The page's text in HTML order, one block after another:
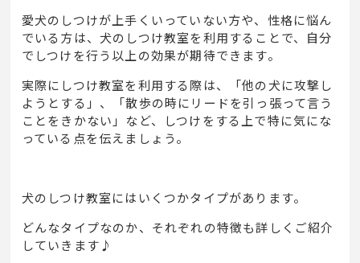
愛犬のしつけが上手くいっていない方や、性格に悩ん
でいる方は、犬のしつけ教室を利用することで、自分
でしつけを行う以上の効果が期待できます。
実際にしつけ教室を利用する際は、「他の犬に攻撃し
ようとする」、「散歩の時にリードを引っ張って言う
ことをきかない」など、しつけをする上で特に気にな
っている点を伝えましょう。
犬のしつけ教室にはいくつかタイプがあります。
どんなタイプなのか、それぞれの特徴も詳しくご紹介
していきます♪